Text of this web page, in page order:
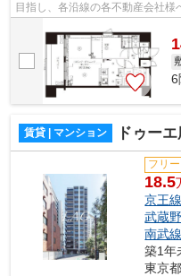
目指し、各沿線の各不動産会社
6
賃貸 | マンション ドゥー
フリ
18.5
京王線
武蔵
南武線
築1年
東京都